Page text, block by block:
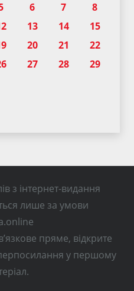
6 7
8
13 14
15
20 21
22
27 28
29
з інтернет-видання
лише за умови
пряме, відкрите
у першому